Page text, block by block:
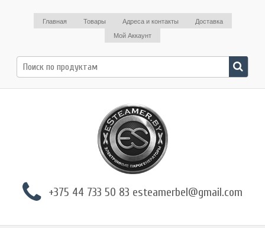
Главная Товары Адреса и контакты
Доставка
Мой Аккаунт
Поиск
по:
+375 44 733 50 83 esteamerbel@gmail.com